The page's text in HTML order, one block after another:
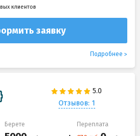
клиентов
заявку
Подробнее
Отзывов: 1
Берете Переплата